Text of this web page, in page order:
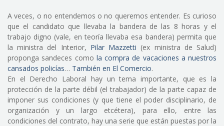
A veces, o no entendemos o no queremos entender. Es curioso
que el candidato que llevaba la bandera de las 8 horas y el
trabajo digno (vale, en teoría llevaba esa bandera) permita que
la ministra del Interior, Pilar Mazzetti (ex ministra de Salud)
proponga sandeces como la compra de vacaciones a nuestros
cansados policías… También en El Comercio.
En el Derecho Laboral hay un tema importante, que es la
protección de la parte débil (el trabajador) de la parte capaz de
imponer sus condiciones (y que tiene el poder disciplinario, de
organización y un largo etcétera), para ello, entre las
condiciones del contrato, hay una serie que están puestas por la